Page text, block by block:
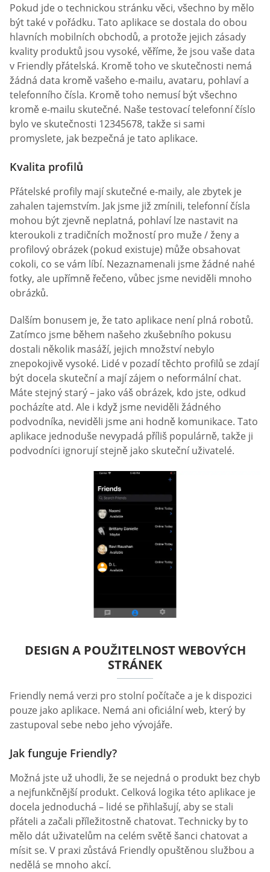
Pokud jde o technickou stránku věci, všechno by mělo
být také v pořádku. Tato aplikace se dostala do obou
hlavních mobilních obchodů, a protože jejich zásady
kvality produktů jsou vysoké, věříme, že jsou vaše data
v Friendly přátelská. Kromě toho ve skutečnosti nemá
žádná data kromě vašeho e-mailu, avataru, pohlaví a
telefonního čísla. Kromě toho nemusí být všechno
kromě e-mailu skutečné. Naše testovací telefonní číslo
bylo ve skutečnosti 12345678, takže si sami
promyslete, jak bezpečná je tato aplikace.
Kvalita profilů
Přátelské profily mají skutečné e-maily, ale zbytek je
zahalen tajemstvím. Jak jsme již zmínili, telefonní čísla
mohou být zjevně neplatná, pohlaví lze nastavit na
kteroukoli z tradičních možností pro muže / ženy a
profilový obrázek (pokud existuje) může obsahovat
cokoli, co se vám líbí. Nezaznamenali jsme žádné nahé
fotky, ale upřímně řečeno, vůbec jsme neviděli mnoho
obrázků.
Dalším bonusem je, že tato aplikace není plná robotů.
Zatímco jsme během našeho zkušebního pokusu
dostali několik masáží, jejich množství nebylo
znepokojivě vysoké. Lidé v pozadí těchto profilů se zdají
být docela skuteční a mají zájem o neformální chat.
Máte stejný starý – jako váš obrázek, kdo jste, odkud
pocházíte atd. Ale i když jsme neviděli žádného
podvodníka, neviděli jsme ani hodně komunikace. Tato
aplikace jednoduše nevypadá příliš populárně, takže ji
podvodníci ignorují stejně jako skuteční uživatelé.
DESIGN A POUŽITELNOST WEBOVÝCH
STRÁNEK
Friendly nemá verzi pro stolní počítače a je k dispozici
pouze jako aplikace. Nemá ani oficiální web, který by
zastupoval sebe nebo jeho vývojáře.
Jak funguje Friendly?
Možná jste už uhodli, že se nejedná o produkt bez chyb
a nejfunkčnější produkt. Celková logika této aplikace je
docela jednoduchá – lidé se přihlašují, aby se stali
přáteli a začali příležitostně chatovat. Technicky by to
mělo dát uživatelům na celém světě šanci chatovat a
mísit se. V praxi zůstává Friendly opuštěnou službou a
nedělá se mnoho akcí.